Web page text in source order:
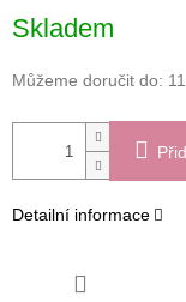
cena:
Skladem
Můžeme doručit do:
Detailní informace